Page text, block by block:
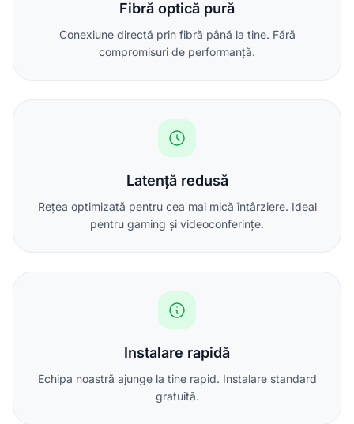
Fibră optică pură
Conexiune directă prin fibră până la tine. Fără
compromisuri de performanță.
Latență redusă
Rețea optimizată pentru cea mai mică întârziere. Ideal
pentru gaming și videoconferințe.
Instalare rapidă
Echipa noastră ajunge la tine rapid. Instalare standard
gratuită.